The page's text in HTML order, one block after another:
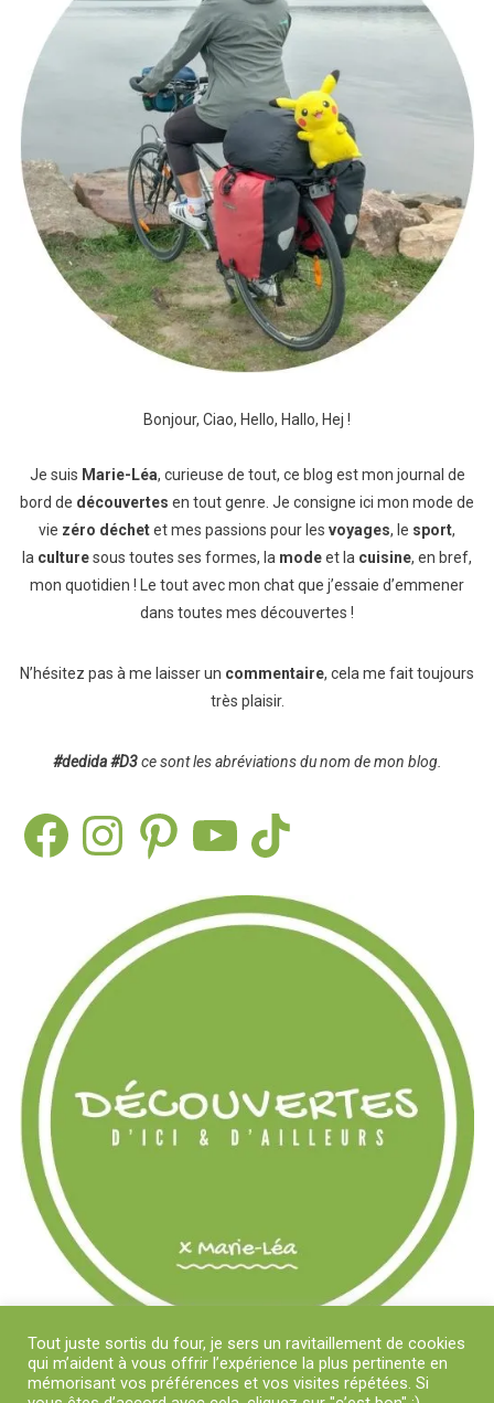
Bonjour, Ciao, Hello, Hallo, Hej !
Je suis Marie-Léa, curieuse de tout, ce blog est mon journal de
bord de découvertes en tout genre. Je consigne ici mon mode de
vie zéro déchetet mes passions pour les voyages, le sport,
la culturesous toutes ses formes, la modeet la cuisine, en bref,
mon quotidien ! Le tout avec mon chat que j’essaie d’emmener
dans toutes mes découvertes !
N’hésitez pas à me laisser un commentaire, cela me fait toujours
très plaisir.
#dedida #D3ce sont les abréviations du nom de mon blog.
FacebookInstagramPinterest TikTok
Tout juste sortis du four, je sers un ravitaillement de cookies
qui m’aident à vous offrir l’expérience la plus pertinente en
mémorisant vos préférences et vos visites répétées. Si